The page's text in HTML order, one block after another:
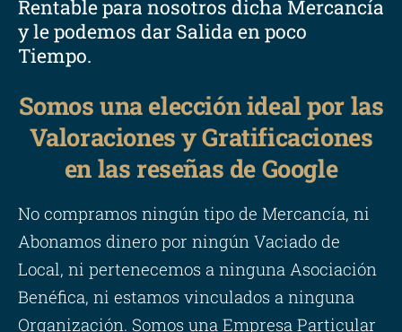
Rentable para nosotros dicha Mercancía
y le podemos dar Salida en poco
Tiempo.
Somos una elección ideal por las
Valoraciones y Gratificaciones
en las reseñas de Google
No compramos ningún tipo de Mercancía, ni
Abonamos dinero por ningún Vaciado de
Local, ni pertenecemos a ninguna Asociación
Benéfica, ni estamos vinculados a ninguna
Organización. Somos una Empresa Particular